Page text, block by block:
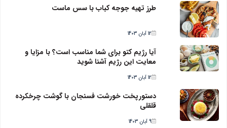
طرز تهیه جوجه کباب با سس ماست
12 آبان 1403
آیا رژیم کتو برای شما مناسب است؟ با مزایا و
معایت این رژیم آشنا شوید
12 آبان 1403
دستورپخت خورشت فسنجان با گوشت چرخکرده
قلقلی
9 آبان 1403